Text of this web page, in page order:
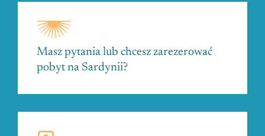
Masz pytania lub chcesz zarezerować
pobyt na Sardynii?